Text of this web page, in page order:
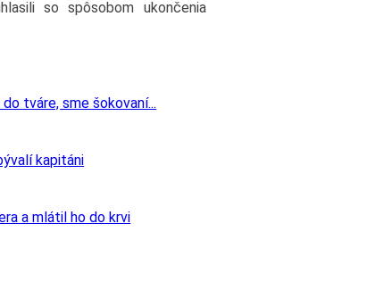
so spôsobom ukončenia
tváre, sme šokovaní...
kapitáni
a mlátil ho do krvi